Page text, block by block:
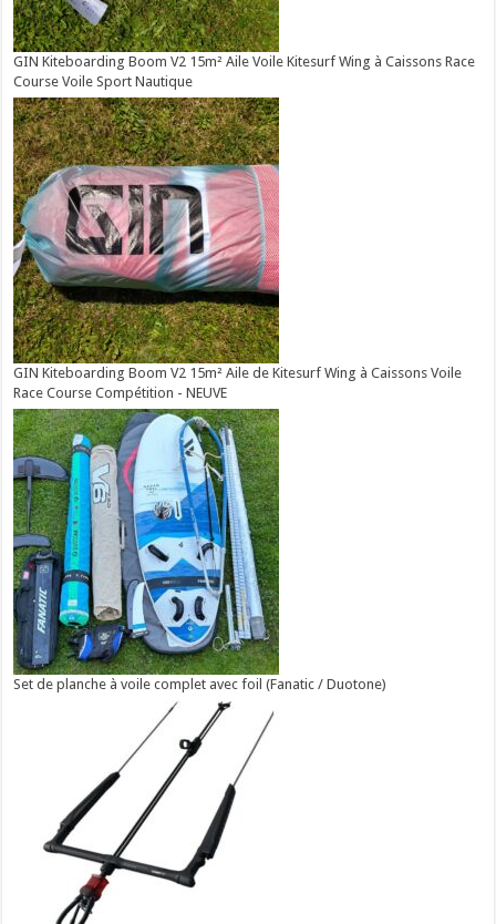
GIN Kiteboarding Boom V2 15m² Aile Voile Kitesurf Wing à Caissons Race
Course Voile Sport Nautique
GIN Kiteboarding Boom V2 15m² Aile de Kitesurf Wing à Caissons Voile
Race Course Compétition - NEUVE
Set de planche à voile complet avec foil (Fanatic / Duotone)